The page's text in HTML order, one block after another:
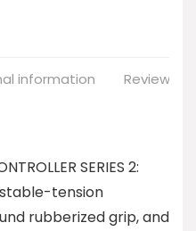
information Reviews
SERIES 2:
tension
rubberized grip, and